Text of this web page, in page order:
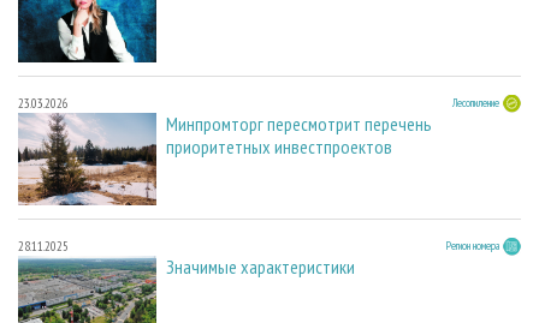
23.03.2026 Лесопиление
Минпромторг пересмотрит перечень
приоритетных инвестпроектов
28.11.2025 Регион номера
Значимые характеристики